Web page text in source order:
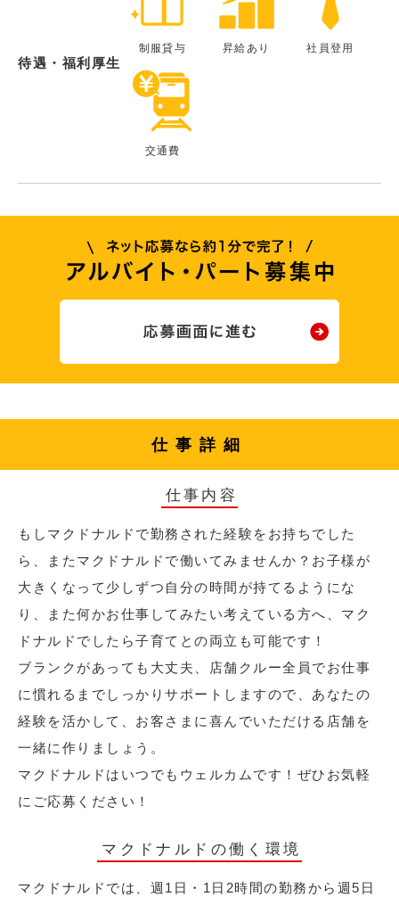
待遇・福利厚生
制服貸与 昇給あり 社員登用
交通費
仕事詳細
仕事内容
もしマクドナルドで勤務された経験をお持ちでした
ら、またマクドナルドで働いてみませんか？お子様が
大きくなって少しずつ自分の時間が持てるようにな
り、また何かお仕事してみたい考えている方へ、マク
ドナルドでしたら子育てとの両立も可能です！
ブランクがあっても大丈夫、店舗クルー全員でお仕事
に慣れるまでしっかりサポートしますので、あなたの
経験を活かして、お客さまに喜んでいただける店舗を
一緒に作りましょう。
マクドナルドはいつでもウェルカムです！ぜひお気軽
にご応募ください！
マクドナルドの働く環境
マクドナルドでは、週1日・1日2時間の勤務から週5日